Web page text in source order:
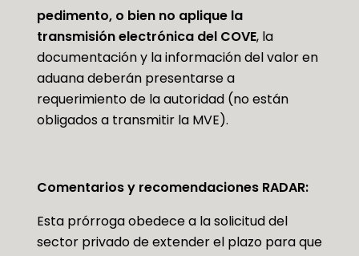
pedimento, o bien no aplique la
transmisión electrónica del COVE, la
documentación y la información del valor en
aduana deberán presentarse a
requerimiento de la autoridad (no están
obligados a transmitir la MVE).
Comentarios y recomendaciones RADAR:
Esta prórroga obedece a la solicitud del
sector privado de extender el plazo para que